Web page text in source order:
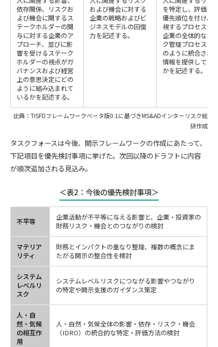
依存関係、リスクお
よび機会に関するス
テークホルダーの関
与に対する企業のア
プローチ、並びに影
響を受けるステーク
ホルダーの視点がガ
バナンスおよび経営
上の意思決定にどの
ように組み込まれて
いるかを記述する。
および機会に対する
企業の戦略およびビ
ジネスモデルの回復
力を記述する。
を特定し、評価し
優先順位を付け、
視するプロセスが
企業の全体的なリ
ク管理プロセスに
のように統合され
情報を提供してい
かを記述する。
出典：TISFDフレームワークベータ版0.1に基づきMS&ADインターリスク総
研作成
タスクフォースは今後、開示フレームワークの作成にあたって、
下記項目を優先検討事項に挙げた。次回以降のドラフトに内容
が順次追加される見込み。
＜表2：今後の優先検討事項＞
不平等
企業活動が不平等に与える影響と、企業・投資家の
財務リスク・機会とのつながりの検討
マテリア
リティ
財務とインパクトの重なり整理、複数の概念にま
たがる開示の整合性を検討
システム
レベルリ
スク
システムレベルリスクにつながる影響やつながり
の特定や開示支援のガイダンス策定
人・自
然・気候
の相互作
用
人・自然・気候全体の影響・依存・リスク・機会
（IDRO）の統合的な特定・評価方法の検討